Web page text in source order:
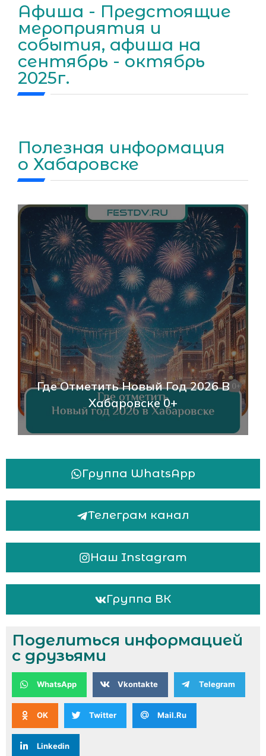
Афиша - Предстоящие
мероприятия и
события, афиша на
сентябрь - октябрь
2025г.
Полезная информация
о Хабаровске
Новый Год 2026 В
Хабаровске 0+
День
Хабаровске
События И
Группа WhatsApp
Телеграм канал
Наш Instagram
Группа ВК
Поделиться информацией
с друзьями
WhatsApp Vkontakte Telegram
OK Twitter Mail.Ru
Linkedin